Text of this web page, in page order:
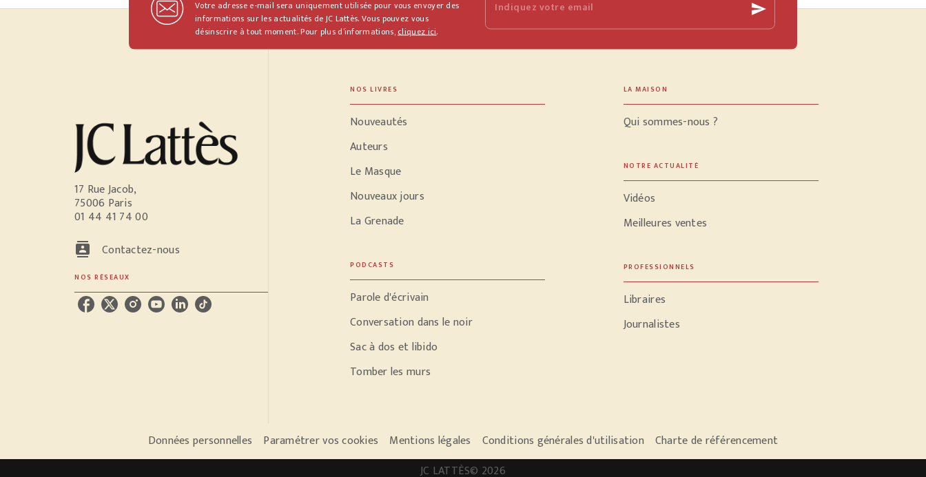
Votre adresse e-mail sera uniquement utilisée pour vous envoyer des
informations sur les actualités de JC Lattès. Vous pouvez vous
désinscrire à tout moment. Pour plus d’informations,cliquez ici.
Indiquez votre email send
17 Rue Jacob,
75006 Paris
01 44 41 74 00
contacts Contactez-nous
NOS RÉSEAUX
NOS LIVRES
Nouveautés
Auteurs
Le Masque
Nouveaux jours
La Grenade
PODCASTS
Parole d'écrivain
Conversation dans le noir
Sac à dos et libido
Tomber les murs
LA MAISON
Qui sommes-nous ?
NOTRE ACTUALITÉ
Vidéos
Meilleures ventes
PROFESSIONNELS
Libraires
Journalistes
Données personnelles Paramétrer vos cookies Mentions légales Conditions générales d'utilisation
Charte de référencement
JC LATTÈS© 2026